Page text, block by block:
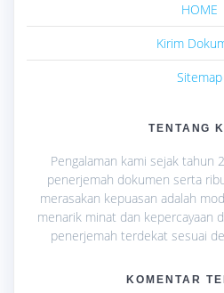
HOME
Kirim
Sitemap
TENTANG
Pengalaman kami sejak tahun
penerjemah dokumen serta
merasakan kepuasan adalah
menarik minat dan kepercayaan
penerjemah terdekat sesuai
KOMENTAR